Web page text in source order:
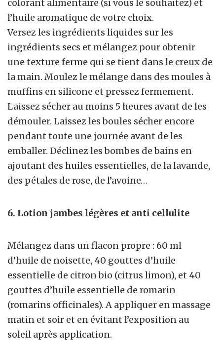
colorant alimentaire (si vous le souhaitez) et
l’huile aromatique de votre choix.
Versez les ingrédients liquides sur les
ingrédients secs et mélangez pour obtenir
une texture ferme qui se tient dans le creux de
la main. Moulez le mélange dans des moules à
muffins en silicone et pressez fermement.
Laissez sécher au moins 5 heures avant de les
démouler. Laissez les boules sécher encore
pendant toute une journée avant de les
emballer. Déclinez les bombes de bains en
ajoutant des huiles essentielles, de la lavande,
des pétales de rose, de l’avoine…
6. Lotion jambes légères et anti cellulite
Mélangez dans un flacon propre : 60 ml
d’huile de noisette, 40 gouttes d’huile
essentielle de citron bio (citrus limon), et 40
gouttes d’huile essentielle de romarin
(romarins officinales). A appliquer en massage
matin et soir et en évitant l’exposition au
soleil après application.